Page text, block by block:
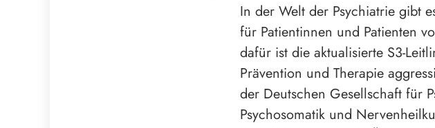
In der Welt der Psychiatrie gibt
für Patientinnen und Patienten
dafür ist die aktualisierte S3-
Prävention und Therapie
der Deutschen Gesellschaft für
Psychosomatik und